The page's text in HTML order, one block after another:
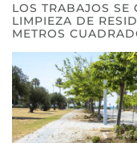
LOS TRABAJOS SE
LIMPIEZA DE
METROS